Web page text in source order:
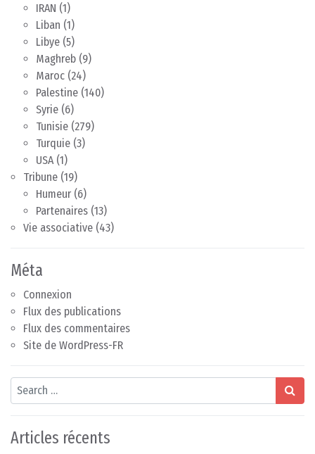
IRAN (1)
Liban (1)
Libye (5)
Maghreb (9)
Maroc (24)
Palestine (140)
Syrie (6)
Tunisie (279)
Turquie (3)
USA(1)
Tribune (19)
Humeur (6)
Partenaires (13)
Vie associative (43)
Méta
Connexion
Flux des publications
Flux des commentaires
Site de WordPress-FR
Search
Articles récents